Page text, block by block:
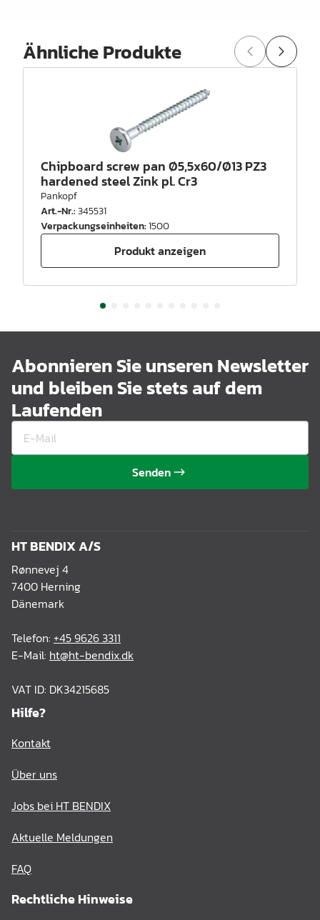
Ähnliche Produkte
Chipboard screw pan Ø5,5x60/Ø13 PZ3
hardened steel Zink pl. Cr3
Pankopf
Art.-Nr.:345531
Verpackungseinheiten:1500
Produkt anzeigen
Abonnieren Sie unseren Newsletter
und bleiben Sie stets auf dem
Laufenden
Senden
HT BENDIX A/S
Rønnevej 4
7400 Herning
Dänemark
Telefon: +45 9626 3311
E-Mail: ht@ht-bendix.dk
VAT ID: DK34215685
Hilfe?
Kontakt
Über uns
Jobs bei HT BENDIX
Aktuelle Meldungen
FAQ
Rechtliche Hinweise